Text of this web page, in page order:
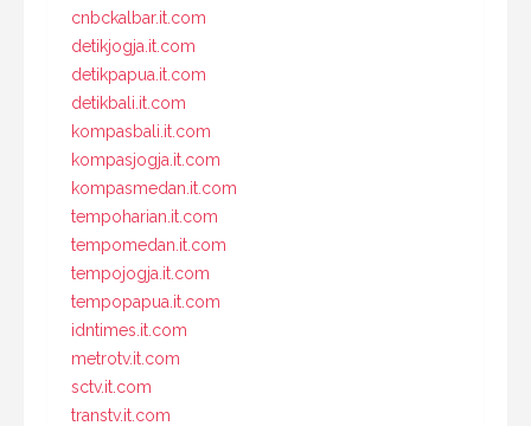
cnbckalbar.it.com
detikjogja.it.com
detikpapua.it.com
detikbali.it.com
kompasbali.it.com
kompasjogja.it.com
kompasmedan.it.com
tempoharian.it.com
tempomedan.it.com
tempojogja.it.com
tempopapua.it.com
idntimes.it.com
metrotv.it.com
sctv.it.com
transtv.it.com